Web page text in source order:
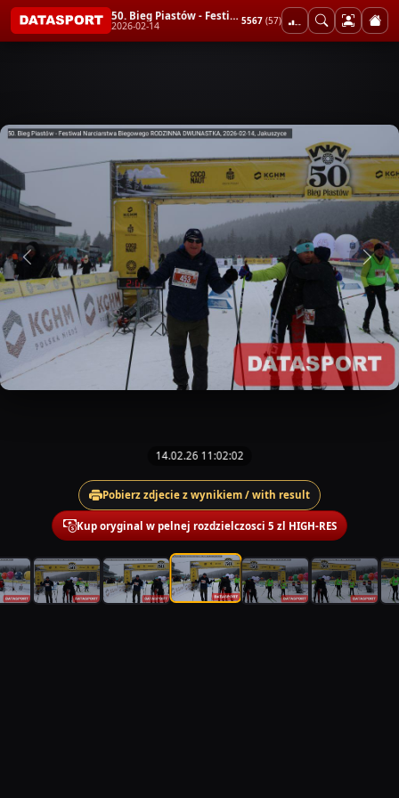
50. Bieg Piastów - Festiwal Narciarstwa Biegowego RODZINNA DWUNASTKA
2026-02-14 5567 (57)
14.02.26 11:02:02
Pobierz zdjecie z wynikiem / with result
Kup oryginal w pelnej rozdzielczosci 5 zl HIGH-RES